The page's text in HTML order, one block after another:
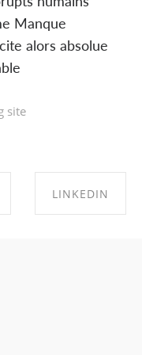
Manque
alors absolue
site
LINKEDIN